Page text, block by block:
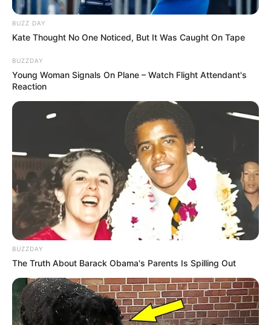
BUZZ DAY
Kate Thought No One Noticed, But It Was Caught On Tape
BUZZDAY
Young Woman Signals On Plane – Watch Flight Attendant's
Reaction
BUZZDAY
The Truth About Barack Obama's Parents Is Spilling Out